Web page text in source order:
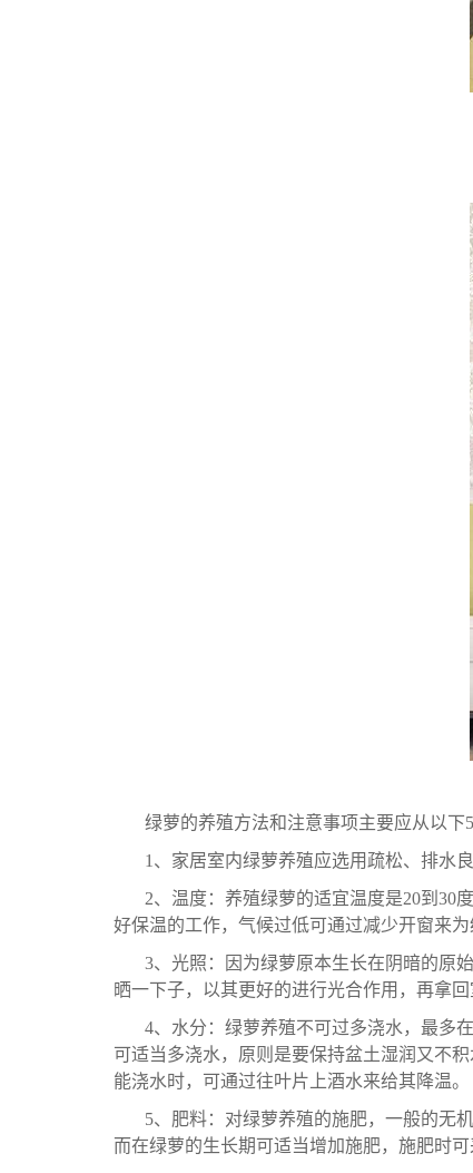
绿萝的养殖方法和注意事项主要应从以下
1、家居室内绿萝养殖应选用疏松、排水
2、温度：养殖绿萝的适宜温度是20到30
好保温的工作，气候过低可通过减少开窗来为
3、光照：因为绿萝原本生长在阴暗的原
晒一下子，以其更好的进行光合作用，再拿
4、水分：绿萝养殖不可过多浇水，最多
可适当多浇水，原则是要保持盆土湿润又不
能浇水时，可通过往叶片上酒水来给其降温。
5、肥料：对绿萝养殖的施肥，一般的无
而在绿萝的生长期可适当增加施肥，施肥时可